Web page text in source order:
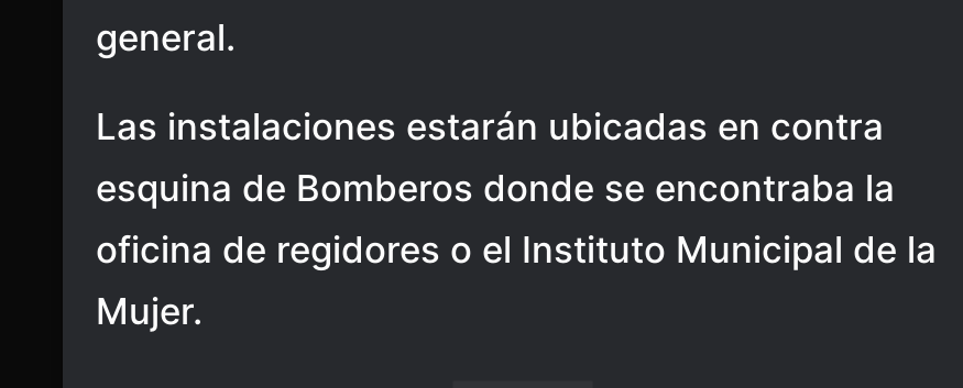
general.
Las instalaciones estarán ubicadas en contra
esquina de Bomberos donde se encontraba la
oficina de regidores o el Instituto Municipal de la
Mujer.